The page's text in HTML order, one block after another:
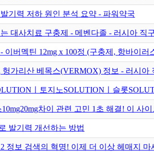
기력 저하 원인 분석 요약 - 파워약국
대사치료 구충제 - 메벤다졸 - 러시아 직
이버멕틴 12mg x 100정 (구충제, 항바이
헝가리산 베목스(VERMOX) 정보 - 러시
ㅣ토지노SOLUTIONㅣ슬롯
차이 관련 고민 1초 해결! 이 사
발기력 개선하는 방법
정보 검색의 혁명! 이제 더 이상 헤매지 마